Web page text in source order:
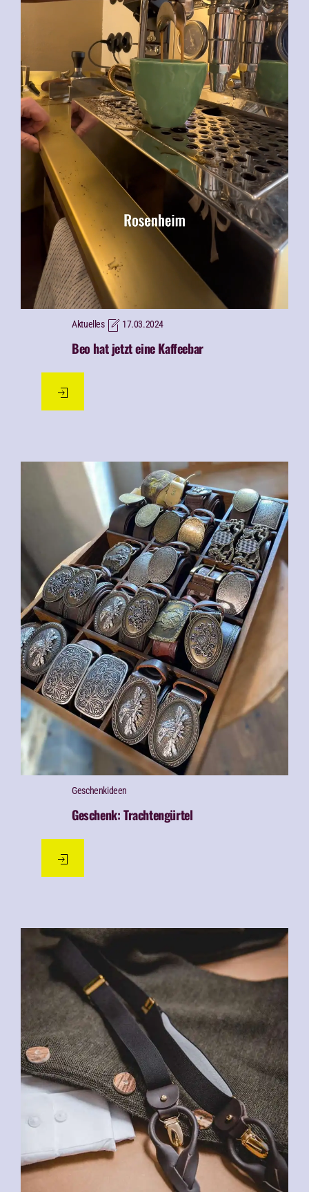
Aktuelles 17.03.2024
Beo hat jetzt eine Kaffeebar
Geschenk­ideen
Geschenk: Trachtengürtel